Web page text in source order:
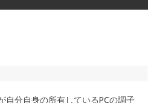
自分自身の所有しているPCの調子